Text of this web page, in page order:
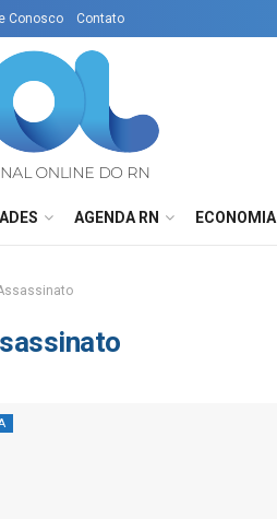
Conosco Contato
AGENDA RN ECONOMIA